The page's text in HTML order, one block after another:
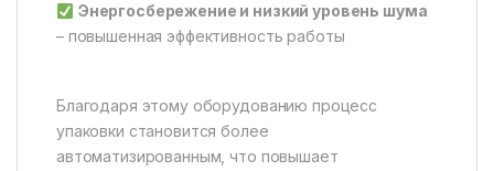
Энергосбережение и низкий уровень шума
– повышенная эффективность работы
Благодаря этому оборудованию процесс
упаковки становится более
автоматизированным, что повышает